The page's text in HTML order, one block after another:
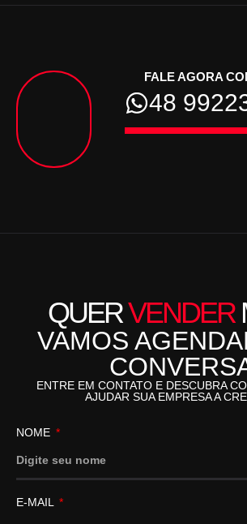
FALE AGORA
48
QUERVENDER
VAMOS
ENTRE EM CONTATO E DESCUBRA
AJUDAR SUA EMPRESA A
NOME
E-MAIL